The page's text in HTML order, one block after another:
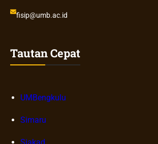
fisip@umb.ac.id
Tautan Cepat
UMBengkulu
Simaru